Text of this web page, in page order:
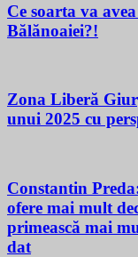
Ce soarta va
Bălănoaiei?!
Zona Liberă
unui 2025 cu
Constantin
ofere mai mult
primească mai
dat